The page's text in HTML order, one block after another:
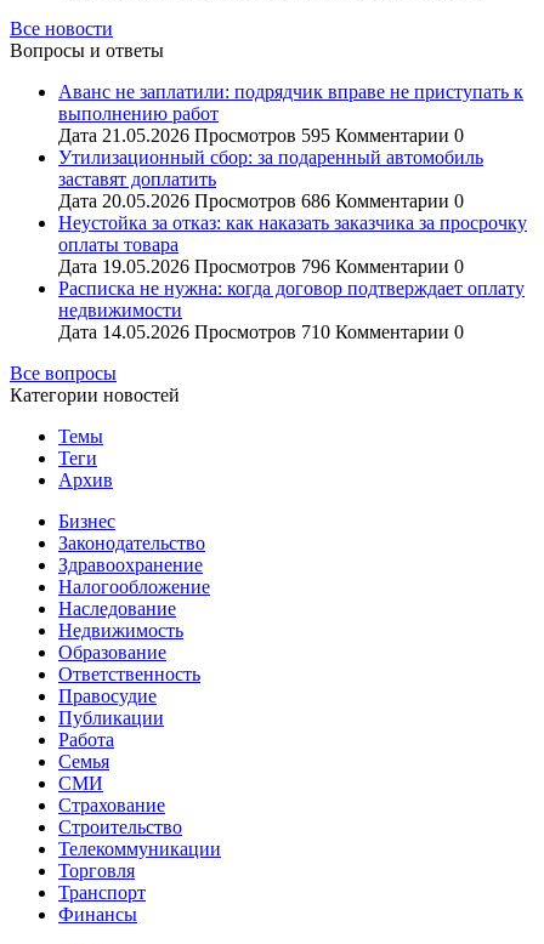
Все новости
Вопросы и ответы
Аванс не заплатили: подрядчик вправе не приступать к
выполнению работ
Дата 21.05.2026 Просмотров 595 Комментарии 0
Утилизационный сбор: за подаренный автомобиль
заставят доплатить
Дата 20.05.2026 Просмотров 686 Комментарии 0
Неустойка за отказ: как наказать заказчика за просрочку
оплаты товара
Дата 19.05.2026 Просмотров 796 Комментарии 0
Расписка не нужна: когда договор подтверждает оплату
недвижимости
Дата 14.05.2026 Просмотров 710 Комментарии 0
Все вопросы
Категории новостей
Темы
Теги
Архив
Бизнес
Законодательство
Здравоохранение
Налогообложение
Наследование
Недвижимость
Образование
Ответственность
Правосудие
Публикации
Работа
Семья
СМИ
Страхование
Строительство
Телекоммуникации
Торговля
Транспорт
Финансы